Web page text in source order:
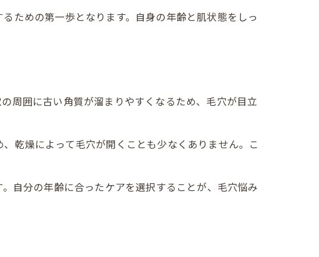
ド
ト
ための第一歩となります。自身の年齢と肌状態をしっ
周囲に古い角質が溜まりやすくなるため、毛穴が目立
乾燥によって毛穴が開くことも少なくありません。こ
自分の年齢に合ったケアを選択することが、毛穴悩み